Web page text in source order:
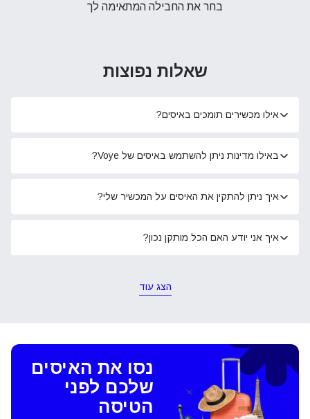
בחר את החבילה המתאימה לך
שאלות נפוצות
אילו מכשירים תומכים באיסים?
באילו מדינות ניתן להשתמש באיסים של Voye?
איך ניתן להתקין את האיסים על המכשיר שלי?
איך אני יודע האם הכל מותקן נכון?
הצג עוד
נסו את האיסים
שלכם לפני
הטיסה